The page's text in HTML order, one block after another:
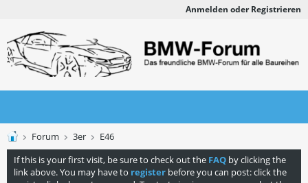
Anmelden oder Registrieren
Forum 3er
E46
If this is your first visit, be sure to check out the FAQ by clicking the
link above. You may have to register before you can post: click the